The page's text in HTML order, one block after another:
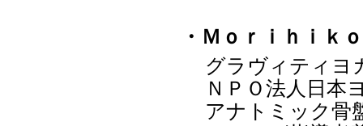
・Ｍｏｒｉｈｉｋ
グラヴィティヨ
ＮＰＯ法人日本
アナトミック骨